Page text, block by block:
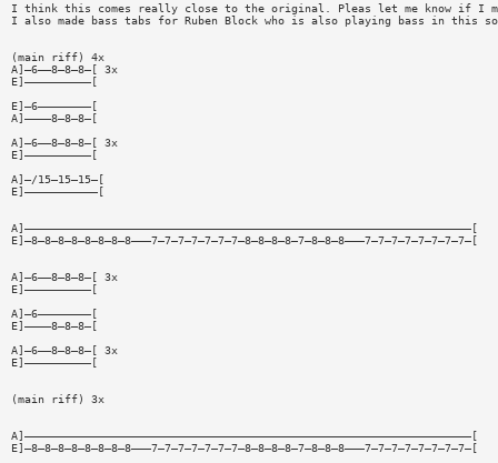
I think this comes really close to the original. Pleas let me know if I
I also made bass tabs for Ruben Block who is also playing bass in this
(main riff) 4x
A]—6——8—8—8—[ 3x
E]——————————[
E]—6————————[
A]————8—8—8—[
A]—6——8—8—8—[ 3x
E]——————————[
A]—/15—15—15—[
E]———————————[
A]———————————————————————————————————————————————————————————————————[
E]—8—8—8—8—8—8—8—8———7—7—7—7—7—7—7—8—8—8—8—7—8—8—8———7—7—7—7—7—7—7—7—[
A]—6——8—8—8—[ 3x
E]——————————[
A]—6————————[
E]————8—8—8—[
A]—6——8—8—8—[ 3x
E]——————————[
(main riff) 3x
A]———————————————————————————————————————————————————————————————————[
E]—8—8—8—8—8—8—8—8———7—7—7—7—7—7—7—8—8—8—8—7—8—8—8———7—7—7—7—7—7—7—7—[